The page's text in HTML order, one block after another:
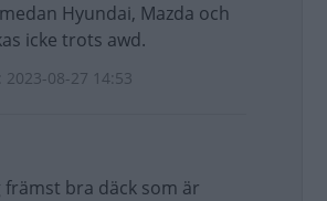
Hyundai, Mazda och
icke trots awd.
08-27 14:53
främst bra däck som är